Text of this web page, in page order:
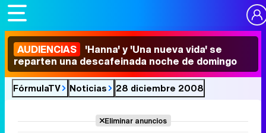
AUDIENCIAS 'Hanna' y 'Una nueva vida' se
reparten una descafeinada noche de domingo
FórmulaTV Noticias 28 diciembre 2008
Eliminar anuncios